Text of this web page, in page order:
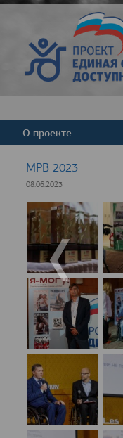
О проекте
МРВ 2023
08.06.2023